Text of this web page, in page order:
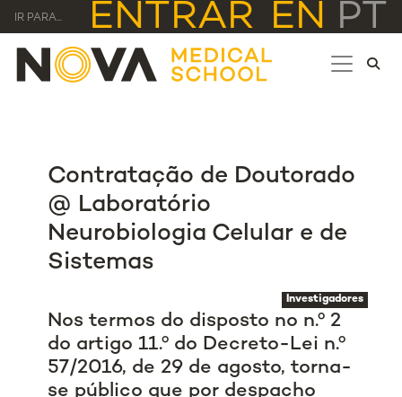
IR PARA... ENTRAR EN PT
Contratação de Doutorado
@ Laboratório
Neurobiologia Celular e de
Sistemas
Investigadores
Nos termos do disposto no n.º 2
do artigo 11.º do Decreto-Lei n.º
57/2016, de 29 de agosto, torna-
se público que por despacho